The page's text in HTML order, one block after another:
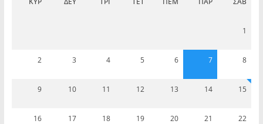
1
2 3 4 5 6 7 8
9 10 11 12 13 14 15
16 17 18 19 20 21 22